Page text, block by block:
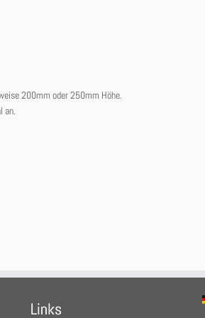
200mm oder 250mm Höhe.
an.
Links